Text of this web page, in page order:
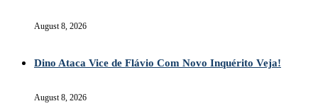
August 8, 2026
Dino Ataca Vice de Flávio Com Novo Inquérito Veja!
August 8, 2026